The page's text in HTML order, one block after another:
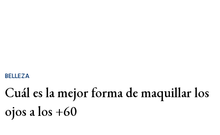
BELLEZA
Cuál es la mejor forma de maquillar los
ojos a los +60